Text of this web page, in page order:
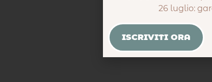
26 luglio:
ISCRIVITI ORA